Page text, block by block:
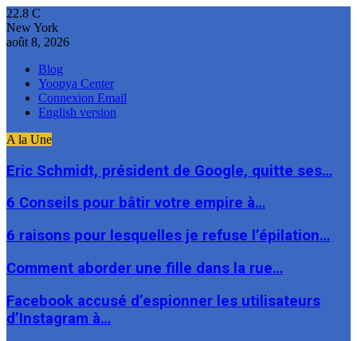
22.8 C
New York
août 8, 2026
Blog
Yoopya Center
Connexion Email
English version
A la Une
Eric Schmidt, président de Google, quitte ses…
6 Conseils pour bâtir votre empire à…
6 raisons pour lesquelles je refuse l’épilation…
Comment aborder une fille dans la rue…
Facebook accusé d’espionner les utilisateurs
d’Instagram à…